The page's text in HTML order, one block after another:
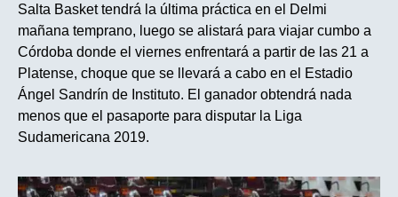
Salta Basket tendrá la última práctica en el Delmi
mañana temprano, luego se alistará para viajar cumbo a
Córdoba donde el viernes enfrentará a partir de las 21 a
Platense, choque que se llevará a cabo en el Estadio
Ángel Sandrín de Instituto. El ganador obtendrá nada
menos que el pasaporte para disputar la Liga
Sudamericana 2019.